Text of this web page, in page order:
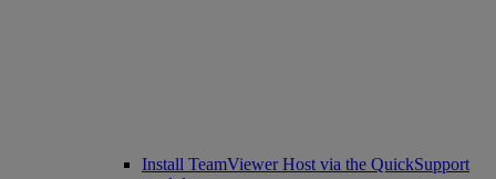
Install TeamViewer Host via the QuickSupport